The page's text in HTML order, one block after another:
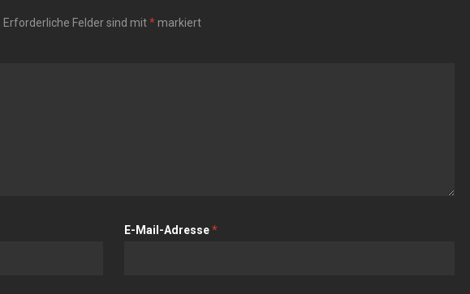
Erforderliche Felder sind mit* markiert
E-Mail-Adresse*